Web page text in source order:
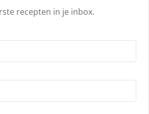
recepten in je inbox.